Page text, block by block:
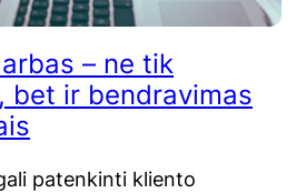
– ne tik
bet ir bendravimas
patenkinti kliento